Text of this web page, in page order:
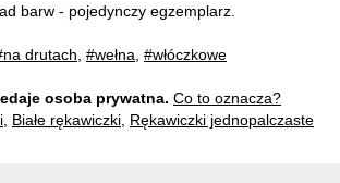
barw - pojedynczy egzemplarz.
drutach #wełna #włóczkowe
osoba prywatna. Co to oznacza?
Białe rękawiczki Rękawiczki jednopalczaste